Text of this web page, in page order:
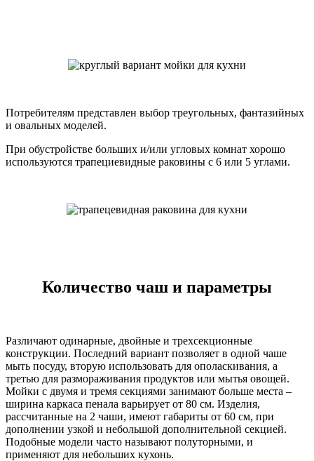
Потребителям представлен выбор треугольных, фантазийных
и овальных моделей.
При обустройстве больших и/или угловых комнат хорошо
используются трапециевидные раковины с 6 или 5 углами.
Количество чаш и параметры
Различают одинарные, двойные и трехсекционные
конструкции. Последний вариант позволяет в одной чаше
мыть посуду, вторую использовать для ополаскивания, а
третью для размораживания продуктов или мытья овощей.
Мойки с двумя и тремя секциями занимают больше места –
ширина каркаса пенала варьирует от 80 см. Изделия,
рассчитанные на 2 чаши, имеют габариты от 60 см, при
дополнении узкой и небольшой дополнительной секцией.
Подобные модели часто называют полуторными, и
применяют для небольших кухонь.